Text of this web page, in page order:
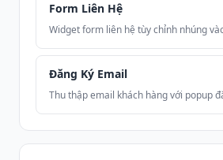
Form Liên Hệ
Widget form liên hệ tùy chỉnh nhúng
Đăng Ký Email
Thu thập email khách hàng với popup